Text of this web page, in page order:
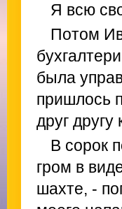
Я всю
Потом
была
пришлось
друг другу
В сорок
гром в
шахте, -